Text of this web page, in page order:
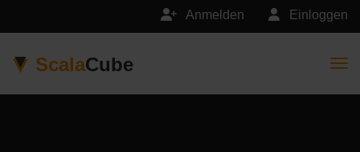
Einloggen
Anmelden
ScalaCube